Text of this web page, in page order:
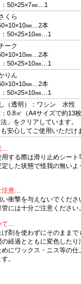
50×25×7㎜…1
くら
㎜…2本
50×25×10㎜…1
ーク
㎜…2本
50×25×10㎜…1
りん
㎜…2本
50×25×10㎜…1
（透明）：ワシン 水性
0.8㎡（A4サイズで約13
法」をクリアしています。
安心してご使用いただけ
…
する際は滑り止めシート
した状態で怪我の無いよ
注意…
衝撃を与えないでくださ
には十分ご注意ください
て…
剤を使わずにそのままで
の経過とともに変色した
にワックス・ニス等の仕
。